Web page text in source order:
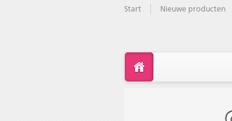
Start Nieuwe producten